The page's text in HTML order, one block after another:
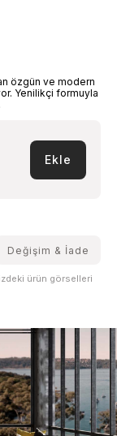
özgün ve modern
Yenilikçi formuyla
Ekle
Değişim & İade
ürün görselleri